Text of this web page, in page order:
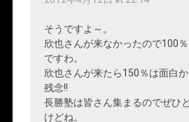
そうですよ～。
欣也さんが来なかったので100
ですわ。
欣也さんが来たら150％は面白
残念!!
長勝塾は皆さん集まるのでぜひ
けどね。